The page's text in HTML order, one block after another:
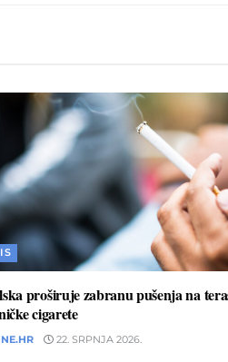
proširuje zabranu pušenja na
cigarete
22. SRPNJA 2026.